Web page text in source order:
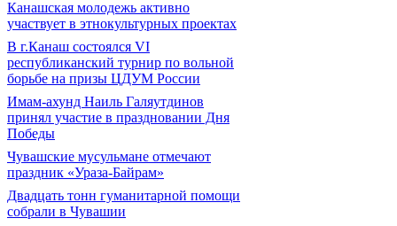
Канашская молодежь активно
участвует в этнокультурных проектах
В г.Канаш состоялся VI
республиканский турнир по вольной
борьбе на призы ЦДУМ России
Имам-ахунд Наиль Галяутдинов
принял участие в праздновании Дня
Победы
Чувашские мусульмане отмечают
праздник «Ураза-Байрам»
Двадцать тонн гуманитарной помощи
собрали в Чувашии